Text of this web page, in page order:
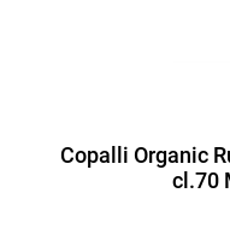
Copalli Organic
cl.70